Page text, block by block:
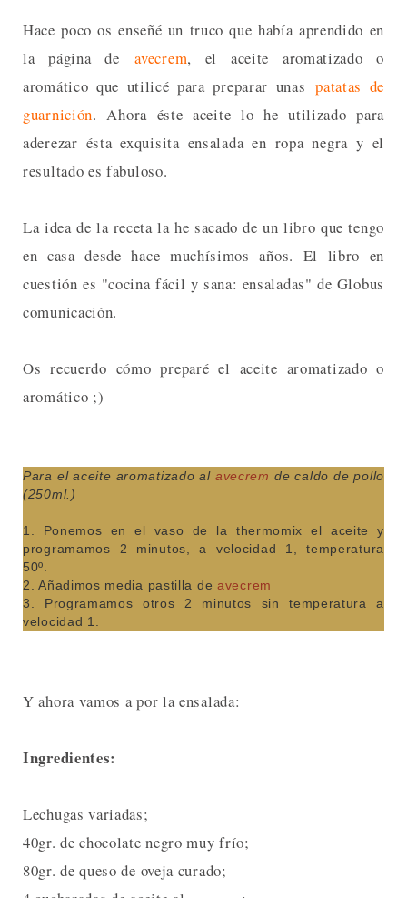
Hace poco os enseñé un truco que había aprendido en
la página deavecrem, el aceite aromatizado o
aromático que utilicé para preparar unaspatatas de
guarnición. Ahora éste aceite lo he utilizado para
aderezar ésta exquisita ensalada en ropa negra y el
resultado es fabuloso.
La idea de la receta la he sacado de un libro que tengo
en casa desde hace muchísimos años. El libro en
cuestión es "cocina fácil y sana: ensaladas" de Globus
comunicación.
Os recuerdo cómo preparé el aceite aromatizado o
aromático ;)
Para el aceite aromatizado al avecrem de caldo de pollo
(250ml.)
1. Ponemos en el vaso de la thermomix el aceite y
programamos 2 minutos, a velocidad 1, temperatura
50º.
2. Añadimos media pastilla de avecrem
3. Programamos otros 2 minutos sin temperatura a
velocidad 1.
Y ahora vamos a por la ensalada:
Ingredientes:
Lechugas variadas;
40gr. de chocolate negro muy frío;
80gr. de queso de oveja curado;